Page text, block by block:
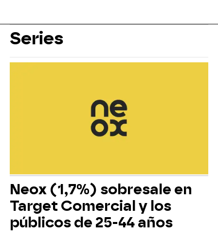
Series
Neox (1,7%) sobresale en
Target Comercial y los
públicos de 25-44 años